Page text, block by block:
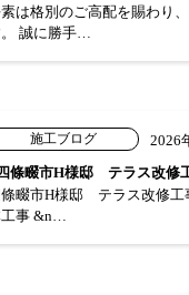
は格別のご高配を賜わり
誠に勝手…
施工ブログ
2026
條畷市H様邸 テラス改修
畷市H様邸 テラス改修工
事 &n…